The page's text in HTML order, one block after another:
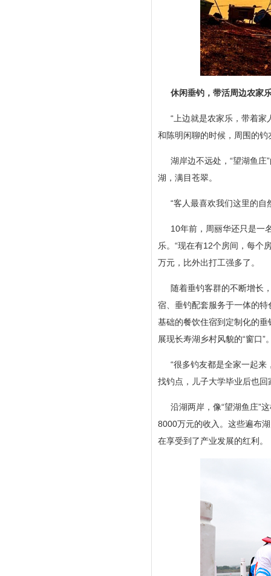
休闲垂钓，带活周边农家
“上边就是农家乐，带着家
和陈明闲聊的时候，周围的钓
湖岸边不远处，“望湖鱼
湖，满目苍翠。
“客人最喜欢我们这里的
10年前，周丽华还只是一
乐。“现在有12个房间，每个
万元，比外出打工强多了。
随着垂钓客群的不断增长
宿、垂钓配套服务于一体的
基础的餐饮住宿到定制化的
展现长寿湖乡村风貌的“窗口”
“很多钓友都是全家一起
找钓点，儿子大学毕业后也回
沿湖两岸，像“望湖鱼庄”
8000万元的收入。这些遍布
在享受到了产业发展的红利。